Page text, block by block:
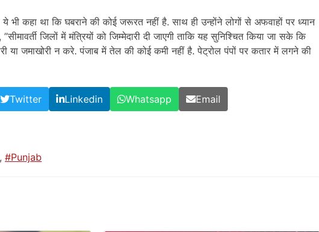
भी कहा था कि घबराने की कोई जरूरत नहीं है. साथ ही उन्होंने लोगों से अफवाहों पर ध्यान
जिलों में मंत्रियों को जिम्मेदारी दी जाएगी ताकि यह सुनिश्चित किया जा सके कि
या जमाखोरी न करे. पंजाब में तेल की कोई कमी नहीं है. पेट्रोल पंपों पर कतार में लगने की
Twitter Linkedin Whatsapp Email
, #Punjab